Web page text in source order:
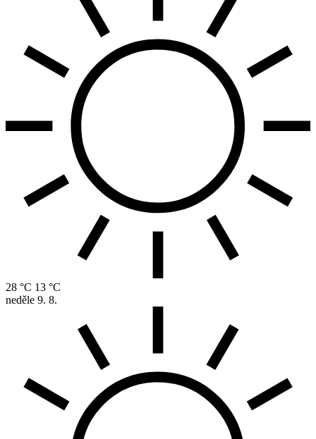
28 °C 13 °C
neděle 9. 8.